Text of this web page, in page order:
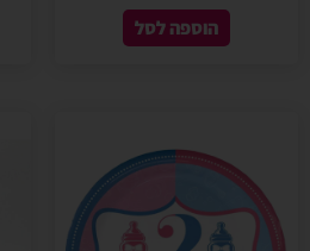
הוספה לסל